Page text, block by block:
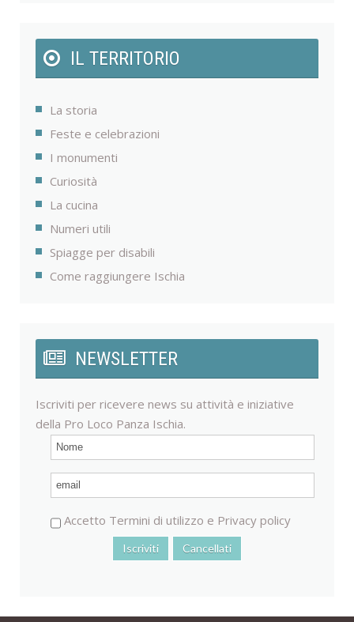
IL TERRITORIO
La storia
Feste e celebrazioni
I monumenti
Curiosità
La cucina
Numeri utili
Spiagge per disabili
Come raggiungere Ischia
NEWSLETTER
Iscriviti per ricevere news su attività e iniziative
della Pro Loco Panza Ischia.
Accetto Termini di utilizzo e Privacy policy